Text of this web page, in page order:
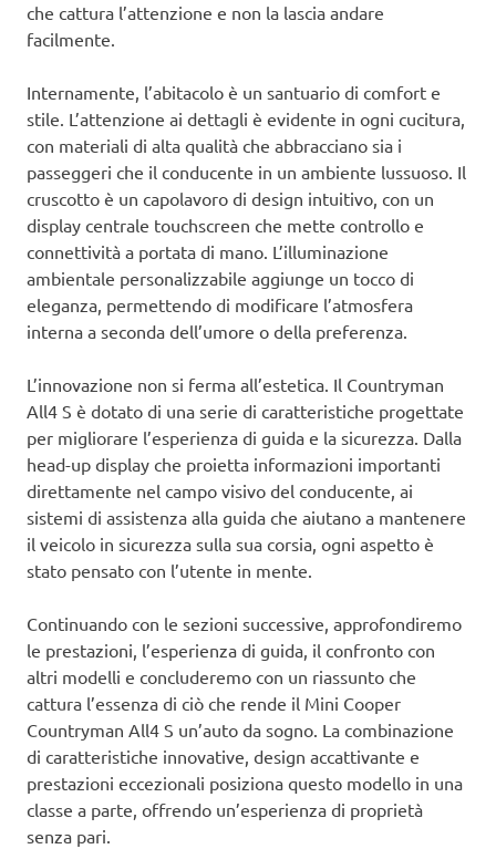
che cattura l’attenzione e non la lascia andare
facilmente.
Internamente, l’abitacolo è un santuario di comfort e
stile. L’attenzione ai dettagli è evidente in ogni cucitura,
con materiali di alta qualità che abbracciano sia i
passeggeri che il conducente in un ambiente lussuoso. Il
cruscotto è un capolavoro di design intuitivo, con un
display centrale touchscreen che mette controllo e
connettività a portata di mano. L’illuminazione
ambientale personalizzabile aggiunge un tocco di
eleganza, permettendo di modificare l’atmosfera
interna a seconda dell’umore o della preferenza.
L’innovazione non si ferma all’estetica. Il Countryman
All4 S è dotato di una serie di caratteristiche progettate
per migliorare l’esperienza di guida e la sicurezza. Dalla
head-up display che proietta informazioni importanti
direttamente nel campo visivo del conducente, ai
sistemi di assistenza alla guida che aiutano a mantenere
il veicolo in sicurezza sulla sua corsia, ogni aspetto è
stato pensato con l’utente in mente.
Continuando con le sezioni successive, approfondiremo
le prestazioni, l’esperienza di guida, il confronto con
altri modelli e concluderemo con un riassunto che
cattura l’essenza di ciò che rende il Mini Cooper
Countryman All4 S un’auto da sogno. La combinazione
di caratteristiche innovative, design accattivante e
prestazioni eccezionali posiziona questo modello in una
classe a parte, offrendo un’esperienza di proprietà
senza pari.